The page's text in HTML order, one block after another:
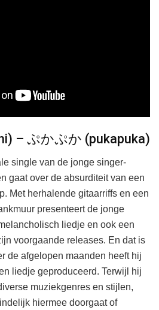
– ぷかぷか (pukapuka)
single van de jonge singer-
gaat over de absurditeit van een
Met herhalende gitaarriffs en een
presenteert de jonge
liedje en ook een
voorgaande releases. En dat is
de afgelopen maanden heeft hij
liedje geproduceerd. Terwijl hij
muziekgenres en stijlen,
hiermee doorgaat of